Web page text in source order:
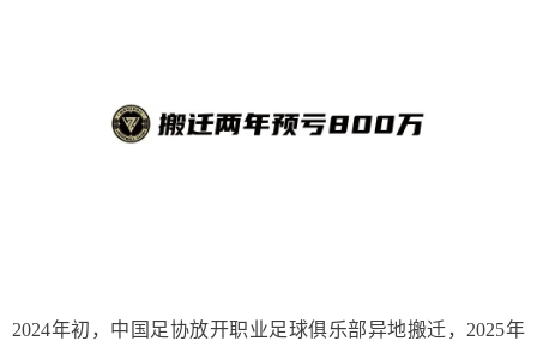
2024年初，中国足协放开职业足球俱乐部异地搬迁，2025年